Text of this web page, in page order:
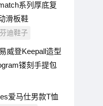
系列厚底复
滑板鞋
迪鞋子
威登Keepall造型
镂刻手提包
爱马仕男款T恤